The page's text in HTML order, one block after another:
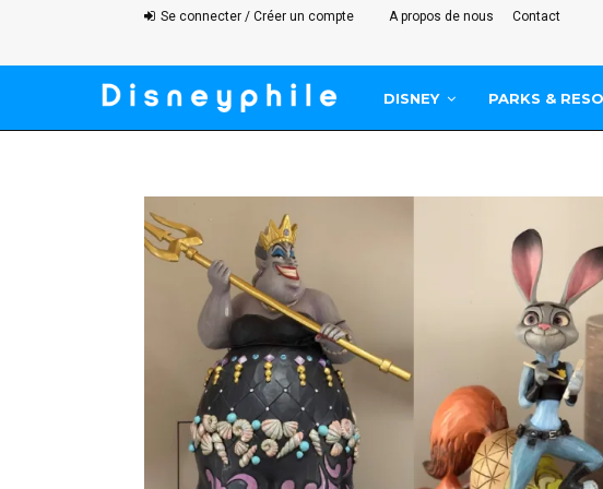
Se connecter / Créer un compte A propos de nous Contact
DISNEY PARKS &